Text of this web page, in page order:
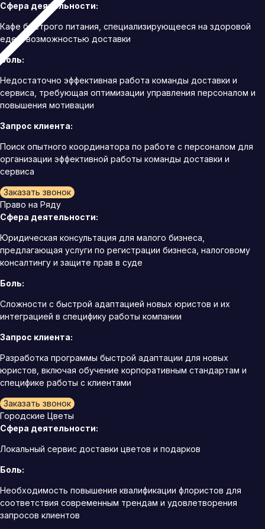
Сфера деятельности:
Кафе быстрого питания, специализирующееся на здоровой
еде с возможностью доставки
Боль:
Недостаточно эффективная работа команды доставки и
сервиса, требующая оптимизации управления персоналом и
повышения мотивации
Запрос клиента:
Поиск опытного координатора по работе с персоналом для
организации эффективной работы команды доставки и
сервиса
Заказать звонок
Право на Ряду
Сфера деятельности:
Юридическая консультация для малого бизнеса,
предлагающая услуги по регистрации бизнеса, налоговому
консалтингу и защите прав в суде
Боль:
Сложности с быстрой адаптацией новых юристов и их
интеграцией в специфику работы компании
Запрос клиента:
Разработка программы быстрой адаптации для новых
юристов, включая обучение корпоративным стандартам и
специфике работы с клиентами
Заказать звонок
Городские Цветы
Сфера деятельности:
Локальный сервис доставки цветов и подарков
Боль:
Необходимость повышения квалификации флористов для
соответствия современным трендам и удовлетворения
запросов клиентов